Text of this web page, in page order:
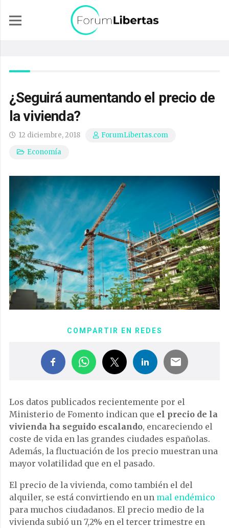
¿Seguirá aumentando el precio de
la vivienda?
12 diciembre, 2018
ForumLibertas.com
Economía
COMPARTIR EN REDES
Los datos publicados recientemente por el
Ministerio de Fomento indican que el precio de la
vivienda ha seguido escalando, encareciendo el
coste de vida en las grandes ciudades españolas.
Además, la fluctuación de los precio muestran una
mayor volatilidad que en el pasado.
El precio de la vivienda, como también el del
alquiler, se está convirtiendo en un mal endémico
para muchos ciudadanos. El precio medio de la
vivienda subió un 7,2% en el tercer trimestre en